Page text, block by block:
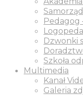
Pedagog
Logopeda
Dzwonki
Szkoła
Multimedia
Kanał
Galeria